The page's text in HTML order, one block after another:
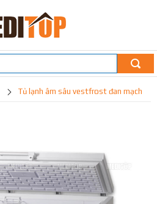
tủ lạnh âm sâu vestfrost đan mạch